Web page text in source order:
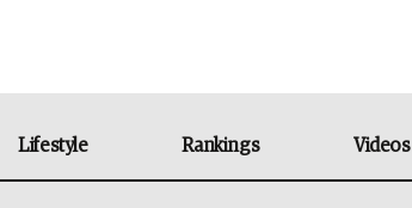
Lifestyle Rankings Videos